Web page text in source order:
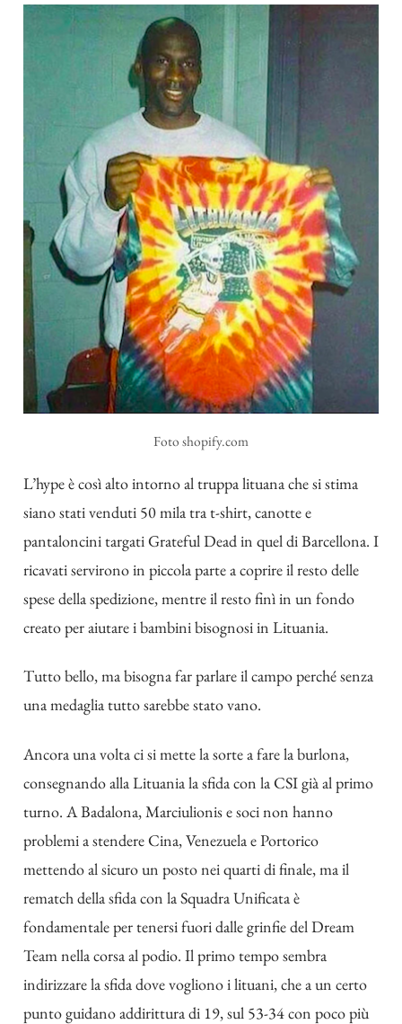
Foto shopify.com
L’hype è così alto intorno al truppa lituana che si stima
siano stati venduti 50 mila tra t-shirt, canotte e
pantaloncini targati Grateful Dead in quel di Barcellona. I
ricavati servirono in piccola parte a coprire il resto delle
spese della spedizione, mentre il resto finì in un fondo
creato per aiutare i bambini bisognosi in Lituania.
Tutto bello, ma bisogna far parlare il campo perché senza
una medaglia tutto sarebbe stato vano.
Ancora una volta ci si mette la sorte a fare la burlona,
consegnando alla Lituania la sfida con la CSI già al primo
turno. A Badalona, Marciulionis e soci non hanno
problemi a stendere Cina, Venezuela e Portorico
mettendo al sicuro un posto nei quarti di finale, ma il
rematch della sfida con la Squadra Unificata è
fondamentale per tenersi fuori dalle grinfie del Dream
Team nella corsa al podio. Il primo tempo sembra
indirizzare la sfida dove vogliono i lituani, che a un certo
punto guidano addirittura di 19, sul 53-34 con poco più